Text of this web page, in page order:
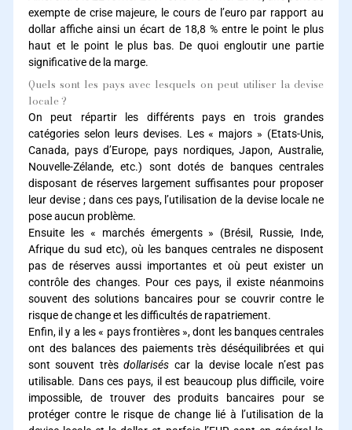
exempte de crise majeure, le cours de l’euro par rapport au
dollar affiche ainsi un écart de 18,8 % entre le point le plus
haut et le point le plus bas. De quoi engloutir une partie
significative de la marge.
Quels sont les pays avec lesquels on peut utiliser la devise
locale ?
On peut répartir les différents pays en trois grandes
catégories selon leurs devises. Les « majors » (Etats-Unis,
Canada, pays d’Europe, pays nordiques, Japon, Australie,
Nouvelle-Zélande, etc.) sont dotés de banques centrales
disposant de réserves largement suffisantes pour proposer
leur devise ; dans ces pays, l’utilisation de la devise locale ne
pose aucun problème.
Ensuite les « marchés émergents » (Brésil, Russie, Inde,
Afrique du sud etc), où les banques centrales ne disposent
pas de réserves aussi importantes et où peut exister un
contrôle des changes. Pour ces pays, il existe néanmoins
souvent des solutions bancaires pour se couvrir contre le
risque de change et les difficultés de rapatriement.
Enfin, il y a les « pays frontières », dont les banques centrales
ont des balances des paiements très déséquilibrées et qui
sont souvent trèsdollarisés car la devise locale n’est pas
utilisable. Dans ces pays, il est beaucoup plus difficile, voire
impossible, de trouver des produits bancaires pour se
protéger contre le risque de change lié à l’utilisation de la